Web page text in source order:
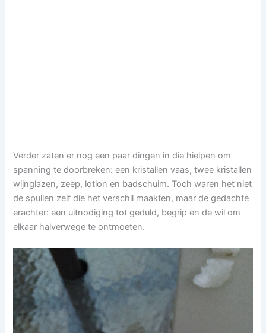
Verder zaten er nog een paar dingen in die hielpen om
spanning te doorbreken: een kristallen vaas, twee kristallen
wijnglazen, zeep, lotion en badschuim. Toch waren het niet
de spullen zelf die het verschil maakten, maar de gedachte
erachter: een uitnodiging tot geduld, begrip en de wil om
elkaar halverwege te ontmoeten.